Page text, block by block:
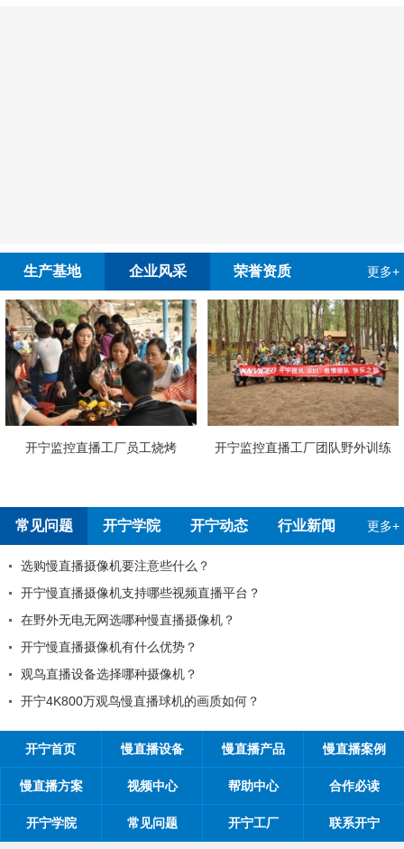
生产基地 企业风采 荣誉资质 更多+
队野外训练
常见问题 开宁学院 开宁动态 行业新闻 更多+
99%的工程商搞不清楚自己的目标客户？
工程商如何制定营销方案？
工程商如何1年收入100万？
如何做好微信营销？
开探究时间管理核心关键：时间管理的21项原则
开宁首页 慢直播设备 慢直播产品 慢直播案例
慢直播方案 视频中心 帮助中心 合作必读
开宁学院 常见问题 开宁工厂 联系开宁